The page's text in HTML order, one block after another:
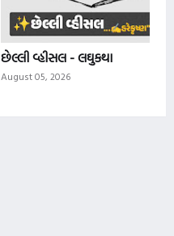
છેલ્લી વ્હીસલ - લઘુકથા
August 05, 2026